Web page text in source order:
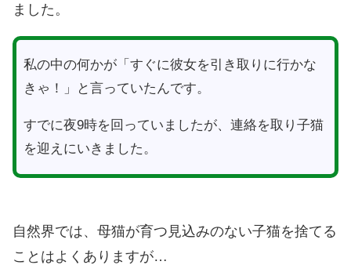
ました。
私の中の何かが「すぐに彼女を引き取りに行かな
きゃ！」と言っていたんです。
すでに夜9時を回っていましたが、連絡を取り子猫
を迎えにいきました。
自然界では、母猫が育つ見込みのない子猫を捨てる
ことはよくありますが…